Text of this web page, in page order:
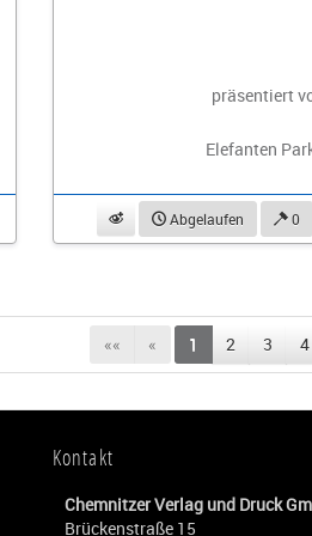
präsentiert
Elefanten
beobachtenAbgelaufen 0
«« « 1 2 3 4
Kontakt
Chemnitzer Verlag und Druck
Brückenstraße 15